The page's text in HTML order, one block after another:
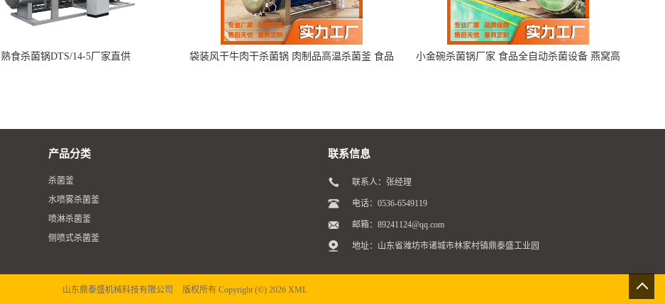
熟食杀菌锅DTS/14-5厂家直供
袋装风干牛肉干杀菌锅 肉制品高温杀菌釜 食品
小金碗杀菌锅厂家 食品全自动杀菌设备 燕窝高
产品分类
杀菌釜
水喷雾杀菌釜
喷淋杀菌釜
侧喷式杀菌釜
联系信息
联系人：张经理
电话：0536-6549119
邮箱：89241124@qq.com
地址：山东省潍坊市诸城市林家村镇鼎泰盛工业园
山东鼎泰盛机械科技有限公司 版权所有 Copyright (©) 2026 XML